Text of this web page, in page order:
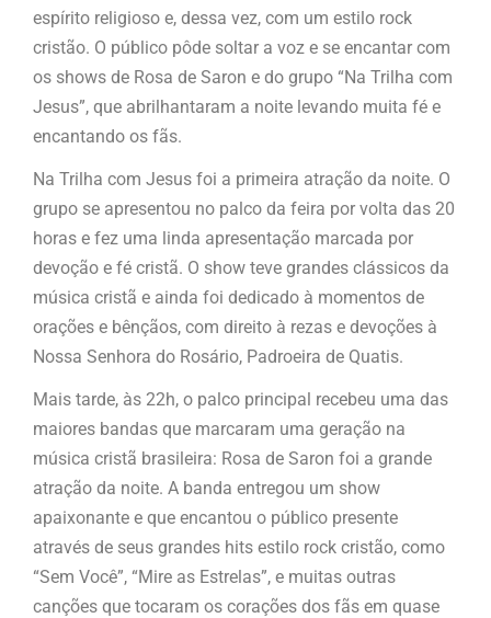
espírito religioso e, dessa vez, com um estilo rock
cristão. O público pôde soltar a voz e se encantar com
os shows de Rosa de Saron e do grupo “Na Trilha com
Jesus”, que abrilhantaram a noite levando muita fé e
encantando os fãs.
Na Trilha com Jesus foi a primeira atração da noite. O
grupo se apresentou no palco da feira por volta das 20
horas e fez uma linda apresentação marcada por
devoção e fé cristã. O show teve grandes clássicos da
música cristã e ainda foi dedicado à momentos de
orações e bênçãos, com direito à rezas e devoções à
Nossa Senhora do Rosário, Padroeira de Quatis.
Mais tarde, às 22h, o palco principal recebeu uma das
maiores bandas que marcaram uma geração na
música cristã brasileira: Rosa de Saron foi a grande
atração da noite. A banda entregou um show
apaixonante e que encantou o público presente
através de seus grandes hits estilo rock cristão, como
“Sem Você”, “Mire as Estrelas”, e muitas outras
canções que tocaram os corações dos fãs em quase